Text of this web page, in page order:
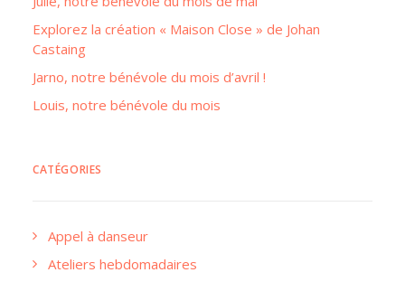
Explorez la création « Maison Close » de Johan
Castaing
Jarno, notre bénévole du mois d’avril !
Louis, notre bénévole du mois
CATÉGORIES
Appel à danseur
Ateliers hebdomadaires